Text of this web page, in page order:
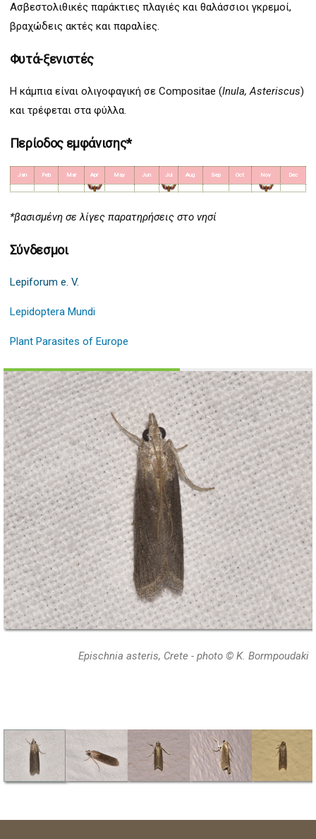
Ασβεστολιθικές παράκτιες πλαγιές και θαλάσσιοι γκρεμοί,
βραχώδεις ακτές και παραλίες.
Φυτά-ξενιστές
Η κάμπια είναι ολιγοφαγική σε Compositae (Inula, Asteriscus)
και τρέφεται στα φύλλα.
Περίοδος εμφάνισης*
Jan Feb Mar Apr May Jun Jul Aug Sep Oct Nov Dec
*βασισμένη σε λίγες παρατηρήσεις στο νησί
Σύνδεσμοι
Lepiforum e. V.
Lepidoptera Mundi
Plant Parasites of Europe
Epischnia asteris, Crete - photo © K. Bormpoudaki